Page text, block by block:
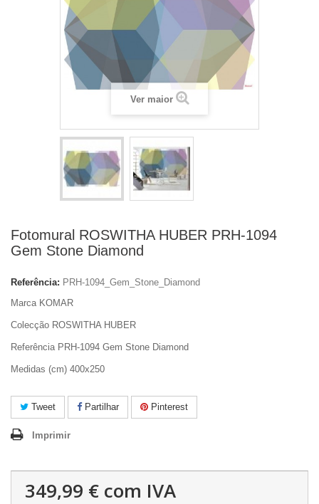
Ver maior
Fotomural ROSWITHA HUBER PRH-1094
Gem Stone Diamond
Referência: PRH-1094_Gem_Stone_Diamond
Marca KOMAR
Colecção ROSWITHA HUBER
Referência PRH-1094 Gem Stone Diamond
Medidas (cm) 400x250
Tweet Partilhar Pinterest
Imprimir
349,99 € com IVA